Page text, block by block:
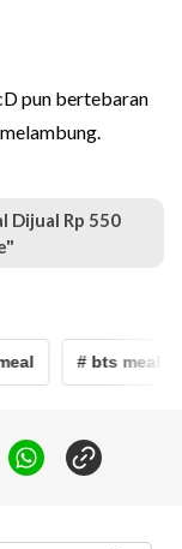
pun bertebaran
Dijual Rp 550
# bts meal